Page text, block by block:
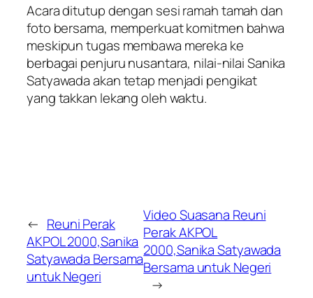
Acara ditutup dengan sesi ramah tamah dan
foto bersama, memperkuat komitmen bahwa
meskipun tugas membawa mereka ke
berbagai penjuru nusantara, nilai-nilai Sanika
Satyawada akan tetap menjadi pengikat
yang takkan lekang oleh waktu.
← Reuni Perak
AKPOL 2000,Sanika
Satyawada Bersama
untuk Negeri
Video Suasana Reuni
Perak AKPOL
2000,Sanika Satyawada
Bersama untuk Negeri
→